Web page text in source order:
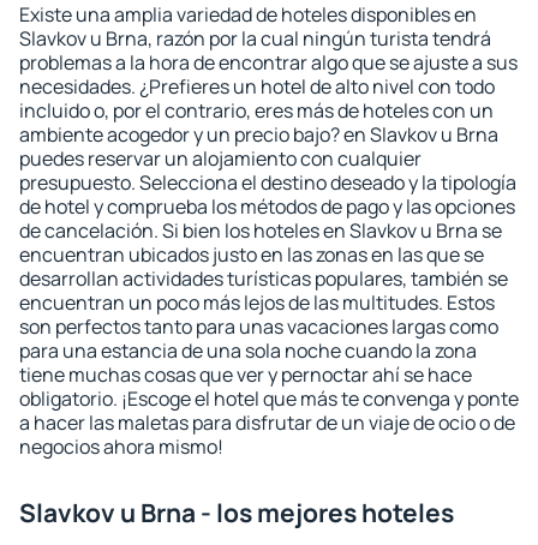
Existe una amplia variedad de hoteles disponibles en
Slavkov u Brna, razón por la cual ningún turista tendrá
problemas a la hora de encontrar algo que se ajuste a sus
necesidades. ¿Prefieres un hotel de alto nivel con todo
incluido o, por el contrario, eres más de hoteles con un
ambiente acogedor y un precio bajo? en Slavkov u Brna
puedes reservar un alojamiento con cualquier
presupuesto. Selecciona el destino deseado y la tipología
de hotel y comprueba los métodos de pago y las opciones
de cancelación. Si bien los hoteles en Slavkov u Brna se
encuentran ubicados justo en las zonas en las que se
desarrollan actividades turísticas populares, también se
encuentran un poco más lejos de las multitudes. Estos
son perfectos tanto para unas vacaciones largas como
para una estancia de una sola noche cuando la zona
tiene muchas cosas que ver y pernoctar ahí se hace
obligatorio. ¡Escoge el hotel que más te convenga y ponte
a hacer las maletas para disfrutar de un viaje de ocio o de
negocios ahora mismo!
Slavkov u Brna - los mejores hoteles